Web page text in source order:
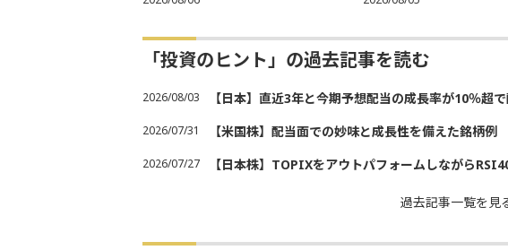
「投資のヒント」の過去記事を読む
2026/08/03 【日本】直近3年と今期予想配当の成長率が10％超
2026/07/31 【米国株】配当面での妙味と成長性を備えた銘柄例
2026/07/27 【日本株】TOPIXをアウトパフォームしながら
過去記事一覧を見